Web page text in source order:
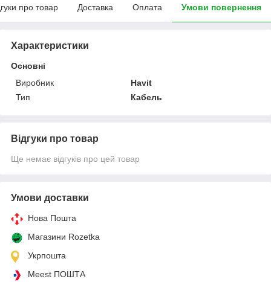
про товар Доставка Оплата Умови повернення
Характеристики
Основні
Виробник
Havit
Тип
Кабель
Відгуки про товар
Ще немає відгуків про цей товар
Умови доставки
Нова Пошта
Магазини Rozetka
Укрпошта
Meest ПОШТА